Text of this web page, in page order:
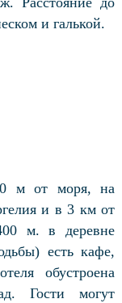
и галькой.
м от моря, на
и в 3 км от
м. в деревне
есть кафе,
обустроена
Гости могут